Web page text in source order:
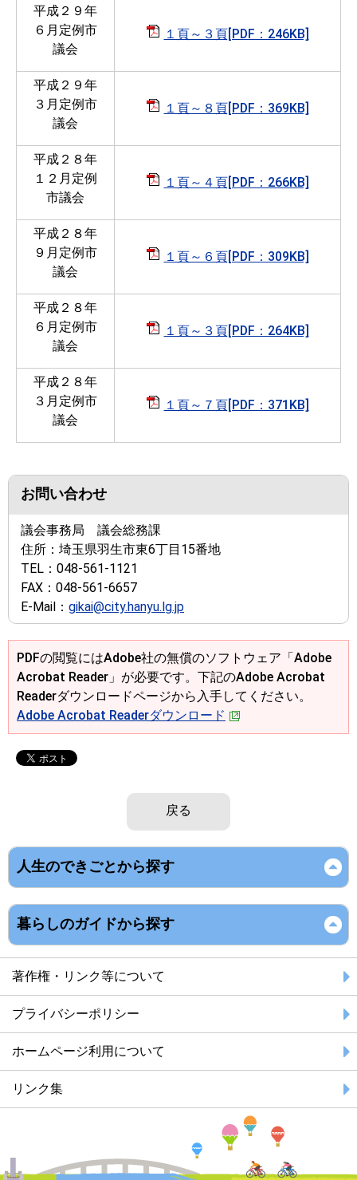
平成２９ 年
６月定例市
議会
１頁～３頁[PDF：246KB]
平成２９ 年
３月定例市
議会
１頁～８頁[PDF：369KB]
平成２８年
１２月定例
市議会
１頁～４頁[PDF：266KB]
平成２８年
９月定例市
議会
１頁～６頁[PDF：309KB]
平成２８年
６月定例市
議会
１頁～３頁[PDF：264KB]
平成２８年
３月定例市
議会
１頁～７頁[PDF：371KB]
お問い合わせ
議会事務局 議会総務課
住所： 埼玉県羽生市東6丁目15番地
TEL： 048-561-1121
FAX： 048-561-6657
E-Mail： gikai@city.hanyu.lg.jp
PDFの閲覧にはAdobe社の無償のソフトウェア「Adobe
Acrobat Reader」が必要です。下記のAdobe Acrobat
Readerダウンロードページから入手してください。
Adobe Acrobat Readerダウンロード
戻る
人生のできごとから探す
暮らしのガイドから探す
著作権・リンク等について
プライバシーポリシー
ホームページ利用について
リンク集